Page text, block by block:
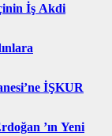
İş Akdi
İŞKUR
’ın Yeni